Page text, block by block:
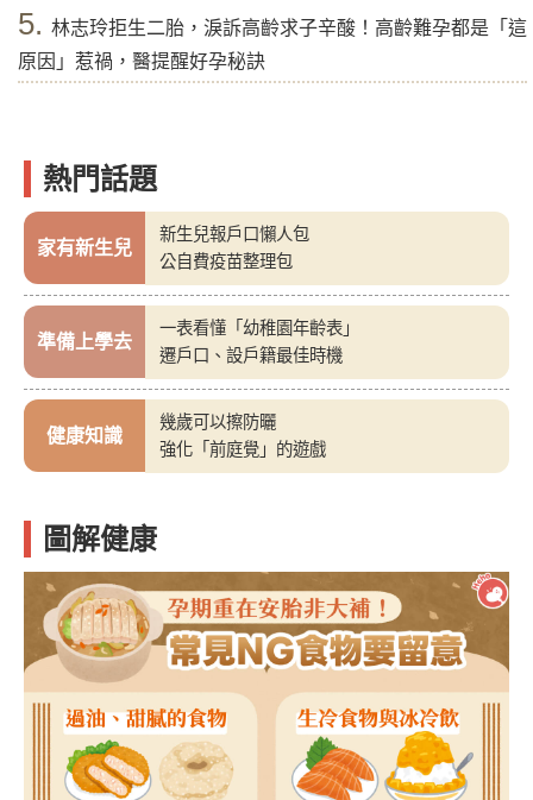
5. 林志玲拒生二胎，淚訴高齡求子辛酸！高齡難孕都是「這
原因」惹禍，醫提醒好孕秘訣
熱門話題
家有新生兒
新生兒報戶口懶人包
公自費疫苗整理包
準備上學去
一表看懂「幼稚園年齡表」
遷戶口、設戶籍最佳時機
健康知識
幾歲可以擦防曬
強化「前庭覺」的遊戲
圖解健康